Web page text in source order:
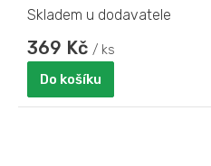
Skladem u dodavatele
369 Kč / ks
Do košíku